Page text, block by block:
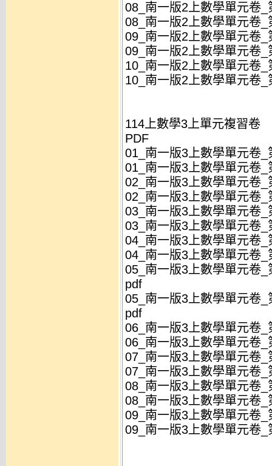
08_南一版2上數學單元卷
08_南一版2上數學單元卷
09_南一版2上數學單元卷
09_南一版2上數學單元卷
10_南一版2上數學單元卷
10_南一版2上數學單元卷
114上數學3上單元複習卷
PDF
01_南一版3上數學單元卷
01_南一版3上數學單元卷
02_南一版3上數學單元卷
02_南一版3上數學單元卷
03_南一版3上數學單元卷
03_南一版3上數學單元卷
04_南一版3上數學單元卷
04_南一版3上數學單元卷
05_南一版3上數學單元卷
pdf
05_南一版3上數學單元卷
pdf
06_南一版3上數學單元卷
06_南一版3上數學單元卷
07_南一版3上數學單元卷
07_南一版3上數學單元卷
08_南一版3上數學單元卷
08_南一版3上數學單元卷
09_南一版3上數學單元卷
09_南一版3上數學單元卷